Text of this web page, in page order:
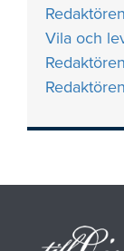
Vila och